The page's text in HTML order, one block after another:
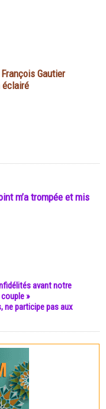
Gautier
éclairé
m’a trompée et mis
avant notre
»
ne participe pas aux